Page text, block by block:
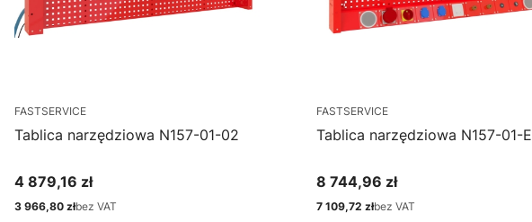
FASTSERVICE
Tablica narzędziowa N157-01-02
Cena
4 879,16 zł
Cena
3 966,80 złbez VAT
FASTSERVICE
Tablica narzędziowa N157-01-E
Cena
8 744,96 zł
Cena
7 109,72 złbez VAT